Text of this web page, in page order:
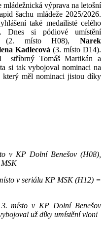
výprava na letošní
šachu mládeže 2025/2026.
také medailisté celého
Dnes si pódiové umístění
(2. místo H08),Narek
Kadlecová(3. místo D14).
stříbrný Tomáš Martikán a
si tak vybojoval nominaci na
měl nominaci jistou díky
v KP Dolní Benešov (H08),
v seriálu KP MSK (H12) =
místo v KP Dolní Benešov
už díky umístění vloni